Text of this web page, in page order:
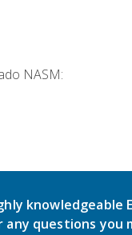
NASM:
knowledgeable
any questions you